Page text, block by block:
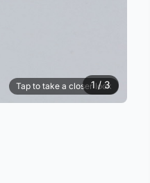
Tap to take a closer look
1 / 3